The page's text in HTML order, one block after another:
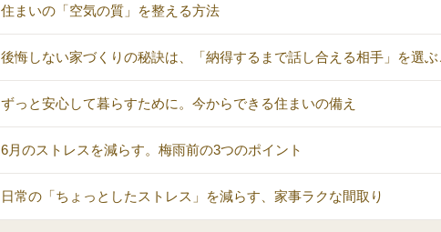
住まいの「空気の質」を整える方法
後悔しない家づくりの秘訣は、「納得するまで話し合える相手」を選
ずっと安心して暮らすために。今からできる住まいの備え
6月のストレスを減らす。梅雨前の3つのポイント
日常の「ちょっとしたストレス」を減らす、家事ラクな間取り